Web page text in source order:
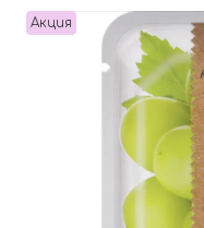
Акция